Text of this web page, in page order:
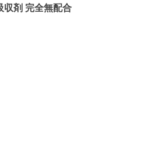
収剤 完全無配合